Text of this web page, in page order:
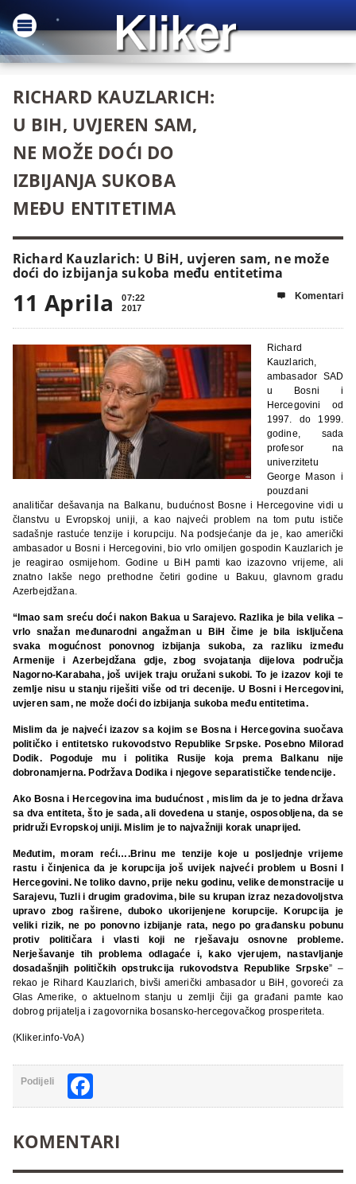
RICHARD KAUZLARICH:
U BIH, UVJEREN SAM,
NE MOŽE DOĆI DO
IZBIJANJA SUKOBA
MEĐU ENTITETIMA
Richard Kauzlarich: U BiH, uvjeren sam, ne može
doći do izbijanja sukoba među entitetima
11 Aprila
07:22
2017
 Komentari
Richard
Kauzlarich,
ambasador SAD
u Bosni i
Hercegovini od
1997. do 1999.
godine, sada
profesor na
univerzitetu
George Mason i
pouzdani
analitičar dešavanja na Balkanu, budućnost Bosne i Hercegovine vidi u
članstvu u Evropskoj uniji, a kao najveći problem na tom putu ističe
sadašnje rastuće tenzije i korupciju. Na podsjećanje da je, kao američki
ambasador u Bosni i Hercegovini, bio vrlo omiljen gospodin Kauzlarich je
je reagirao osmijehom. Godine u BiH pamti kao izazovno vrijeme, ali
znatno lakše nego prethodne četiri godine u Bakuu, glavnom gradu
Azerbejdžana.
“Imao sam sreću doći nakon Bakua u Sarajevo. Razlika je bila velika –
vrlo snažan međunarodni angažman u BiH čime je bila isključena
svaka mogućnost ponovnog izbijanja sukoba, za razliku između
Armenije i Azerbejdžana gdje, zbog svojatanja dijelova područja
Nagorno-Karabaha, još uvijek traju oružani sukobi. To je izazov koji te
zemlje nisu u stanju riješiti više od tri decenije. U Bosni i Hercegovini,
uvjeren sam, ne može doći do izbijanja sukoba među entitetima.
Mislim da je najveći izazov sa kojim se Bosna i Hercegovina suočava
političko i entitetsko rukovodstvo Republike Srpske. Posebno Milorad
Dodik. Pogoduje mu i politika Rusije koja prema Balkanu nije
dobronamjerna. Podržava Dodika i njegove separatističke tendencije.
Ako Bosna i Hercegovina ima budućnost , mislim da je to jedna država
sa dva entiteta, što je sada, ali dovedena u stanje, osposobljena, da se
pridruži Evropskoj uniji. Mislim je to najvažniji korak unaprijed.
Međutim, moram reći….Brinu me tenzije koje u posljednje vrijeme
rastu i činjenica da je korupcija još uvijek najveći problem u Bosni I
Hercegovini. Ne toliko davno, prije neku godinu, velike demonstracije u
Sarajevu, Tuzli i drugim gradovima, bile su krupan izraz nezadovoljstva
upravo zbog raširene, duboko ukorijenjene korupcije. Korupcija je
veliki rizik, ne po ponovno izbijanje rata, nego po građansku pobunu
protiv političara i vlasti koji ne rješavaju osnovne probleme.
Nerješavanje tih problema odlagaće i, kako vjerujem, nastavljanje
dosadašnjih političkih opstrukcija rukovodstva Republike Srpske” –
rekao je Rihard Kauzlarich, bivši američki ambasador u BiH, govoreći za
Glas Amerike, o aktuelnom stanju u zemlji čiji ga građani pamte kao
dobrog prijatelja i zagovornika bosansko-hercegovačkog prosperiteta.
(Kliker.info-VoA)
Podijeli
KOMENTARI